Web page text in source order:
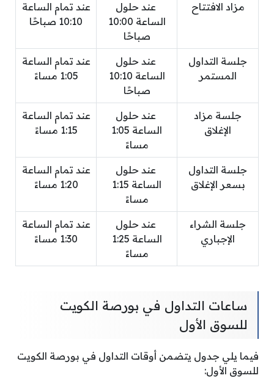
مزاد الافتتاح
عند حلول
الساعة 10:00
صباحًا
عند تمام الساعة
10:10 صباحًا
جلسة التداول
المستمر
عند حلول
الساعة 10:10
صباحًا
عند تمام الساعة
1:05 مساءً
جلسة مزاد
الإغلاق
عند حلول
الساعة 1:05
مساءً
عند تمام الساعة
1:15 مساءً
جلسة التداول
بسعر الإغلاق
عند حلول
الساعة 1:15
مساءً
عند تمام الساعة
1:20 مساءً
جلسة الشراء
الإجباري
عند حلول
الساعة 1:25
مساءً
عند تمام الساعة
1:30 مساءً
ساعات التداول في بورصة الكويت
للسوق الأول
فيما يلي جدول يتضمن أوقات التداول في بورصة الكويت
للسوق الأول: